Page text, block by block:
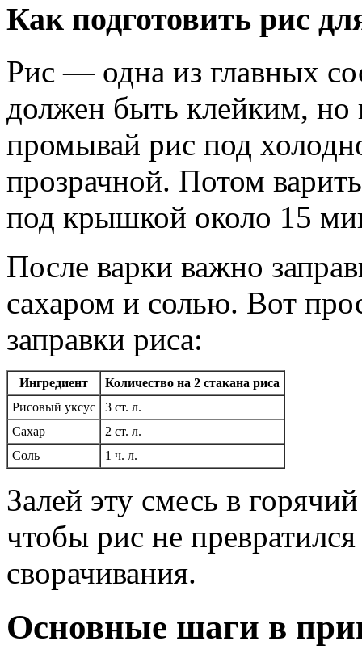
Как подготовить рис
Рис — одна из главных
должен быть клейким,
промывай рис под
прозрачной. Потом
под крышкой около 15
После варки важно
сахаром и солью. Вот
заправки риса:
Ингредиент
Количество на 2 стакана риса
Рисовый уксус
3 ст. л.
Сахар
2 ст. л.
Соль
1 ч. л.
Залей эту смесь в
чтобы рис не
сворачивания.
Основные шаги в